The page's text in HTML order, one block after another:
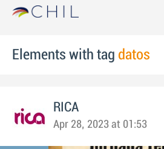
Elements with tag datos
RICA
Apr 28, 2023 at 01:53